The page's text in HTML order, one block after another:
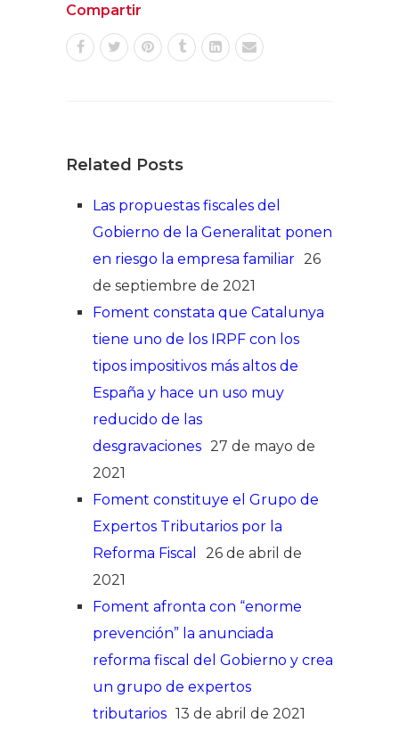
Compartir
Related Posts
Las propuestas fiscales del
Gobierno de la Generalitat ponen
en riesgo la empresa familiar 26
de septiembre de 2021
Foment constata que Catalunya
tiene uno de los IRPF con los
tipos impositivos más altos de
España y hace un uso muy
reducido de las
desgravaciones 27 de mayo de
2021
Foment constituye el Grupo de
Expertos Tributarios por la
Reforma Fiscal
26 de abril de
2021
Foment afronta con “enorme
prevención” la anunciada
reforma fiscal del Gobierno y crea
un grupo de expertos
tributarios 13 de abril de 2021